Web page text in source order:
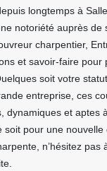
longtemps à
notoriété auprès de
charpentier,
et savoir-faire pour
soit votre
entreprise, ces
dynamiques et aptes
soit pour une nouvelle
n’hésitez pas